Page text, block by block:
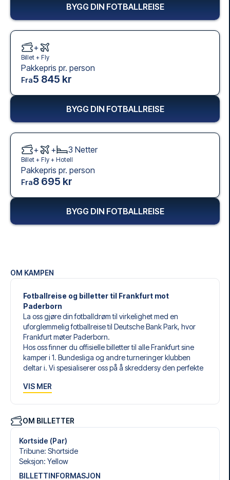
OM KAMPEN
Fotballreise og billetter til Frankfurt mot
Paderborn
La oss gjøre din fotballdrøm til virkelighet med en
uforglemmelig fotballreise til Deutsche Bank Park, hvor
Frankfurt møter Paderborn.
Hos oss finner du offisielle billetter til alle Frankfurt sine
kamper i 1. Bundesliga og andre turneringer klubben
deltar i. Vi spesialiserer oss på å skreddersy den perfekte
behov.
sammen din egen fotballpakke, tilpasset dine preferanser.
Velg blant et bredt utvalg av fotballbilletter, nøye utvalgte
hoteller for enhver smak og budsjett, samt fleksible fly som
passer deg best.
Når du velger billettype, kan du se hvilken seksjon du skal
VIS MER
OM BILLETTER
Kortside (Par)
Tribune: Shortside
Seksjon: Yellow
BILLETTINFORMASJON
BYGG DIN FOTBALLREISE
+
Billet + Fly
Pakkepris pr. person
Fra5 845 kr
BYGG DIN FOTBALLREISE
+ + 3 Netter
Billet + Fly + Hotell
Pakkepris pr. person
Fra8 695 kr
BYGG DIN FOTBALLREISE